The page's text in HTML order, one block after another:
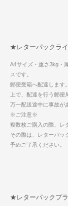
★レターパックラ
A4サイズ・重さ3kg・
スです。
郵便受箱へ配達します
上で、配達を行う郵便
万一配送途中に事故が
※ご注意※
複数枚ご購入の際、レ
その際は、レターパッ
予めご了承ください。
★レターパックプ